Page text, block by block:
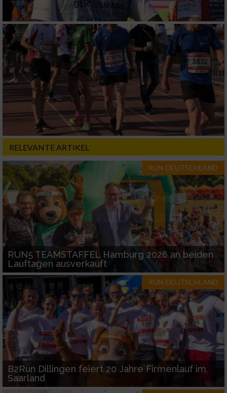
RELEVANTE ARTIKEL
RUN-DEUTSCHLAND
RUN5 TEAMSTAFFEL Hamburg 2026 an beiden
Lauftagen ausverkauft
RUN-DEUTSCHLAND
B2Run Dillingen feiert 20 Jahre Firmenlauf im
Saarland
Verwendung von Profilen zur Auswahl
personalisierter Inhalte
Messung der Werbeleistung
Messung der Performance von Inhalten
Analyse von Zielgruppen durch Statistiken
oder Kombinationen von Daten aus
verschiedenen Quellen
Entwicklung und Verbesserung der Angebote
Verwendung reduzierter Daten zur Auswahl
von Inhalten
IAB-Besonderheiten:
Verwendung genauer Standortdaten
Geräte anhand von aktiv angeforderten
Informationen identifizieren
Nicht-IAB-Verarbeitungszwecke:
Notwendig
Performance
Funktional